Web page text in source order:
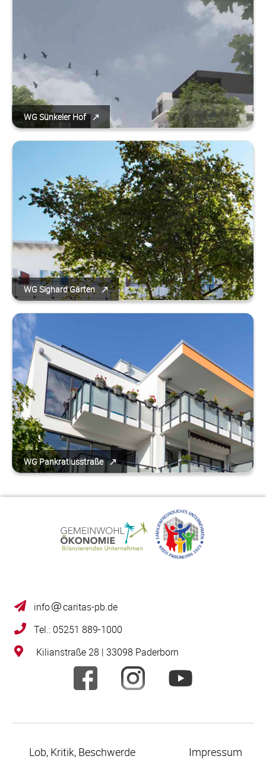
WG Sünkeler Hof
WG Sighard Gärten
WG Pankratiusstraße
info
caritas-pb.de
Tel.: 05251 889-1000
Kilianstraße 28 | 33098 Paderborn
Lob, Kritik, Beschwerde Impressum